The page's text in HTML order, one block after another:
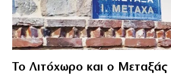
Το Λιτόχωρο και ο Μεταξάς